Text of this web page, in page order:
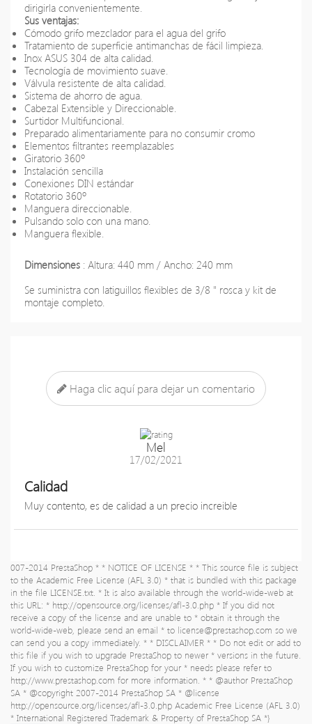
dirigirla convenientemente.
Sus ventajas:
Cómodo grifo mezclador para el agua del grifo
Tratamiento de superficie antimanchas de fácil limpieza.
Inox ASUS 304 de alta calidad.
Tecnología de movimiento suave.
Válvula resistente de alta calidad.
Sistema de ahorro de agua.
Cabezal Extensible y Direccionable.
Surtidor Multifuncional.
Preparado alimentariamente para no consumir cromo
Elementos filtrantes reemplazables
Giratorio 360º
Instalación sencilla
Conexiones DIN estándar
Rotatorio 360º
Manguera direccionable.
Pulsando solo con una mano.
Manguera flexible.
Dimensiones : Altura: 440 mm / Ancho: 240 mm
Se suministra con latiguillos flexibles de 3/8 " rosca y kit de
montaje completo.
Haga clic aquí para dejar un comentario
Mel
17/02/2021
Calidad
Muy contento, es de calidad a un precio increible
007-2014 PrestaShop * * NOTICE OF LICENSE * * This source file is subject
to the Academic Free License (AFL 3.0) * that is bundled with this package
in the file LICENSE.txt. * It is also available through the world-wide-web at
this URL: * http://opensource.org/licenses/afl-3.0.php * If you did not
receive a copy of the license and are unable to * obtain it through the
world-wide-web, please send an email * to license@prestashop.com so we
can send you a copy immediately. * * DISCLAIMER * * Do not edit or add to
this file if you wish to upgrade PrestaShop to newer * versions in the future.
If you wish to customize PrestaShop for your * needs please refer to
http://www.prestashop.com for more information. * * @author PrestaShop
SA * @copyright 2007-2014 PrestaShop SA * @license
http://opensource.org/licenses/afl-3.0.php Academic Free License (AFL 3.0)
* International Registered Trademark & Property of PrestaShop SA *}